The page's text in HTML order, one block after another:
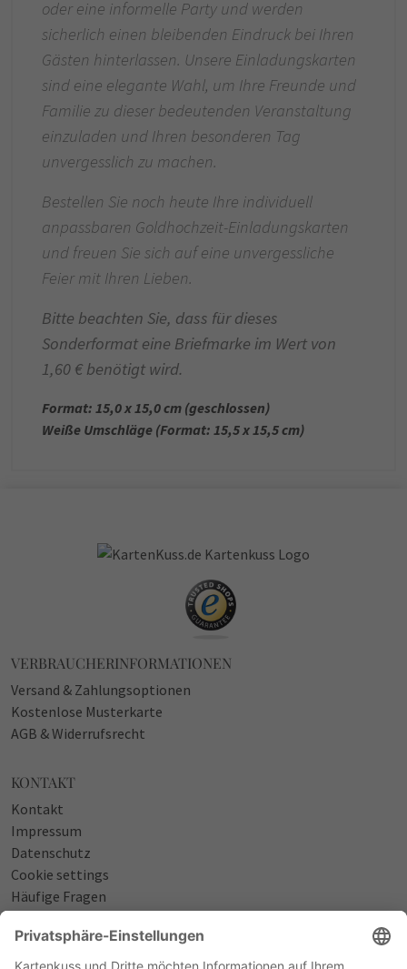
oder eine informelle Party und werden
sicherlich einen bleibenden Eindruck bei Ihren
Gästen hinterlassen. Unsere Einladungskarten
sind eine elegante Wahl, um Ihre Freunde und
Familie zu dieser bedeutenden Veranstaltung
einzuladen und Ihren besonderen Tag
unvergesslich zu machen.
Bestellen Sie noch heute Ihre individuell
anpassbaren Goldhochzeit-Einladungskarten
und freuen Sie sich auf eine unvergessliche
Feier mit Ihren Lieben.
Bitte beachten Sie, dass für dieses
Sonderformat eine Briefmarke im Wert von
1,60 € benötigt wird.
Format: 15,0 x 15,0 cm (geschlossen)
Weiße Umschläge (Format: 15,5 x 15,5 cm)
VERBRAUCHERINFORMATIONEN
Versand & Zahlungsoptionen
Kostenlose Musterkarte
AGB & Widerrufsrecht
KONTAKT
Kontakt
Impressum
Datenschutz
Cookie settings
Häufige Fragen